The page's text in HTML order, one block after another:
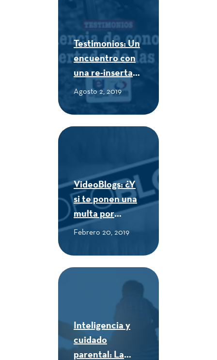
Testimonios: Un
encuentro con
una re-insertada
de las FARC -
CUE Alexander
von Humboldt
Agosto 2, 2019
VideoBlogs: ¿Y
si te ponen una
multa por
comprar
calle? - CUE
Febrero 20, 2019
Inteligencia y
cuidado
parental: La